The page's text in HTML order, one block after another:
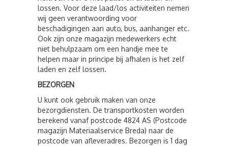
lossen. Voor deze laad/los activiteiten nemen
wij geen verantwoording voor
beschadigingen aan auto, bus, aanhanger etc.
Ook zijn onze magazijn medewerkers echt
niet behulpzaam om een handje mee te
helpen maar in principe bij afhalen is het zelf
laden en zelf lossen.
BEZORGEN
U kunt ook gebruik maken van onze
bezorgdiensten. De transportkosten worden
berekend vanaf postcode 4824 AS (Postcode
magazijn Materiaalservice Breda) naar de
postcode van afleveradres. Bezorgen is 1 dag